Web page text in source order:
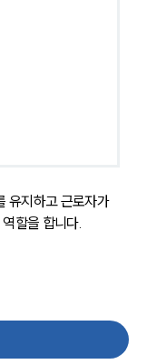
유지하고 근로자가
할을 합니다.